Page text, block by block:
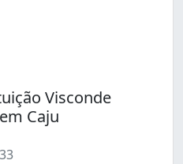
Visconde
Caju